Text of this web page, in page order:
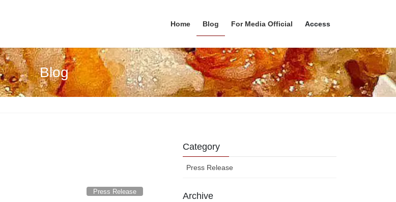
Home Blog For Media Official Access
Blog
Press Release
Category
Press Release
Archive